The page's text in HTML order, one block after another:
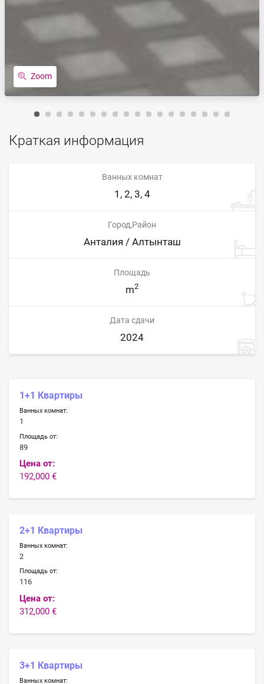
Zoom
Краткая информация
Ванных комнат
1, 2, 3, 4
Город,Район
Анталия / Алтынташ
Площадь
m2
Дата сдачи
2024
1+1 Квартиры
Ванных комнат:
1
Площадь от:
89
Цена от:
192,000 €
2+1 Квартиры
Ванных комнат:
2
Площадь от:
116
Цена от:
312,000 €
3+1 Квартиры
Ванных комнат: